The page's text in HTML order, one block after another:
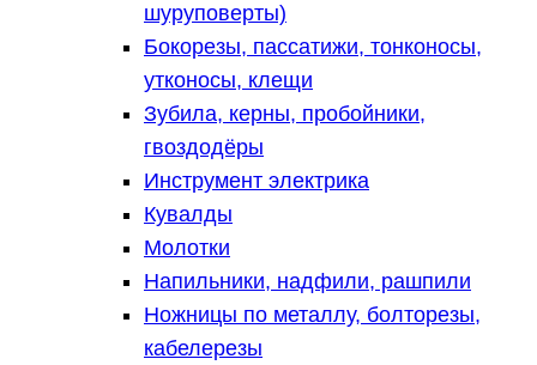
шуруповерты)
Бокорезы, пассатижи, тонконосы,
утконосы, клещи
Зубила, керны, пробойники,
гвоздодёры
Инструмент электрика
Кувалды
Молотки
Напильники, надфили, рашпили
Ножницы по металлу, болторезы,
кабелерезы